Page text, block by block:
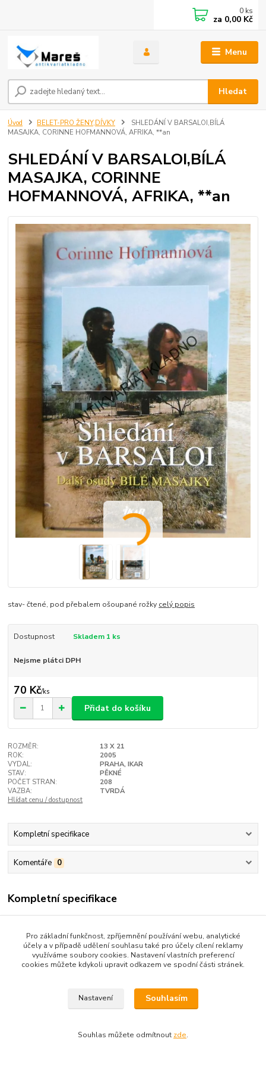
Menu
Hledat
0 ks
za 0,00 Kč
Úvod BELET-PRO ŽENY,DÍVKY
SHLEDÁNÍ V BARSALOI,BÍLÁ
MASAJKA, CORINNE HOFMANNOVÁ, AFRIKA, **an
SHLEDÁNÍ V BARSALOI,BÍLÁ
MASAJKA, CORINNE
HOFMANNOVÁ, AFRIKA, **an
stav- čtené, pod přebalem ošoupané rožky celý popis
Dostupnost Skladem 1 ks
Nejsme plátci DPH
70 Kč/ks
Přidat do košíku
ROZMĚR:
13 X 21
ROK:
2005
VYDAL:
PRAHA, IKAR
STAV:
PĚKNÉ
POČET STRAN:
208
VAZBA:
TVRDÁ
Hlídat cenu / dostupnost
Kompletní specifikace
Komentáře 0
Kompletní specifikace
Zboží zařazeno v kategoriích
BELET-PRO ŽENY,DÍVKY
Pro základní funkčnost, zpříjemnění používání webu, analytické
účely a v případě udělení souhlasu také pro účely cílení reklamy
využíváme soubory cookies. Nastavení vlastních preferencí
cookies můžete kdykoli upravit odkazem ve spodní části stránek.
Nastavení Souhlasím
Souhlas můžete odmítnout zde.